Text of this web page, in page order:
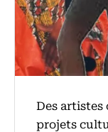
Des artistes
projets